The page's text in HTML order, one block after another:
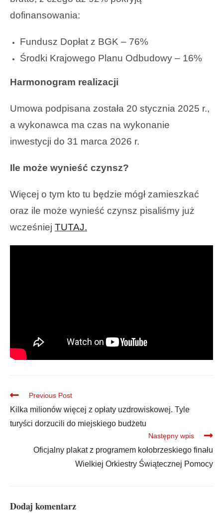
dofinansowania:
Fundusz Dopłat z BGK – 76%
Środki Krajowego Planu Odbudowy – 16%
Harmonogram realizacji
Umowa podpisana została 20 stycznia 2025 r.,
a wykonawca ma czas na wykonanie
inwestycji do 31 marca 2026 r.
Ile może wynieść czynsz?
Więcej o tym kto tu będzie mógł zamieszkać
oraz ile może wynieść czynsz pisaliśmy już
wcześniej TUTAJ.
Previous Post
Kilka milionów więcej z opłaty uzdrowiskowej. Tyle
turyści dorzucili do miejskiego budżetu
Następny wpis
Oficjalny plakat z programem kołobrzeskiego finału
Wielkiej Orkiestry Świątecznej Pomocy
Dodaj komentarz